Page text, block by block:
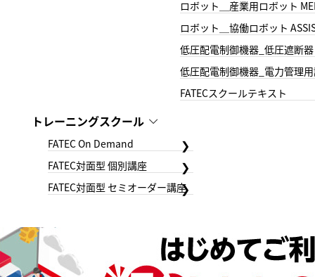
ロボット＿産業用ロボット
ロボット＿協働ロボット
低圧配電制御機器_低圧遮断器
低圧配電制御機器_電力管理
FATECスクールテキスト
トレーニングスクール
FATEC On Demand
FATEC対面型 個別講座
FATEC対面型 セミオーダー講座